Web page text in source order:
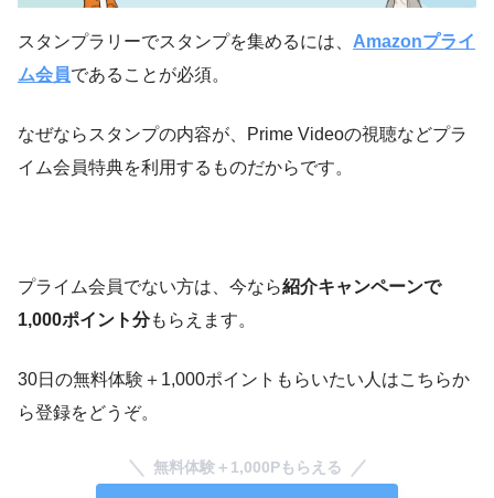
スタンプラリーでスタンプを集めるには、 Amazonプライ
ム会員であることが必須。
なぜならスタンプの内容が、Prime Videoの視聴などプラ
イム会員特典を利用するものだからです。
プライム会員でない方は、今なら紹介キャンペーンで
1,000ポイント分もらえます。
30日の無料体験＋1,000ポイントもらいたい人はこちらか
ら登録をどうぞ。
無料体験＋1,000Pもらえる